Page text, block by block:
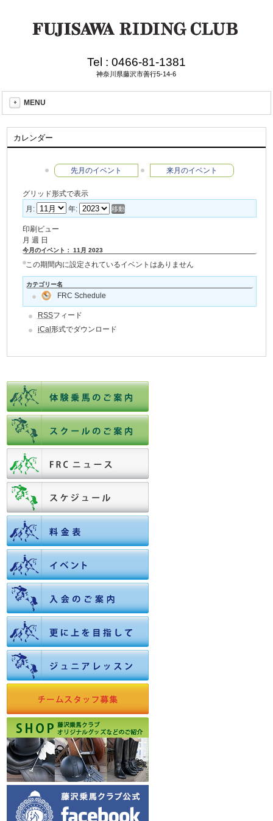
Tel : 0466-81-1381
神奈川県藤沢市善行5-14-6
MENU
カレンダー
先月のイベント 来月のイベント
グリッド形式で表示
月:
年:
印刷ビュー
月週 日
今月のイベント： 11月 2023
この期間内に設定されているイベントはありません
カテゴリー名
FRC Schedule
RSSフィード
iCal形式でダウンロード